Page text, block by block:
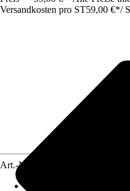
Versandkosten pro ST59,00 €*/
Art.-Nr.